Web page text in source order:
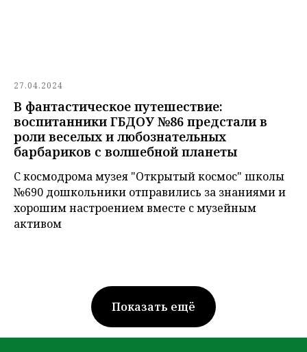
27.04.2024
В фантастическое путешествие:
воспитанники ГБДОУ №86 предстали в
роли веселых и любознательных
барбариков с волшебной планеты
С космодрома музея "Открытый космос" школы
№690 дошкольники отправились за знаниями и
хорошим настроением вместе с музейным
активом
Показать ещё